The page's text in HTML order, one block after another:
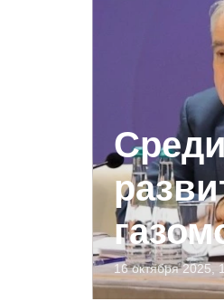
16 октября 2025,